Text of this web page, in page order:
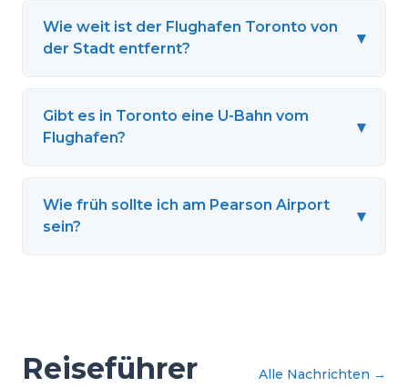
Wie weit ist der Flughafen Toronto von
der Stadt entfernt?
▾
Gibt es in Toronto eine U-Bahn vom
Flughafen?
▾
Wie früh sollte ich am Pearson Airport
sein?
▾
Reiseführer Alle Nachrichten →